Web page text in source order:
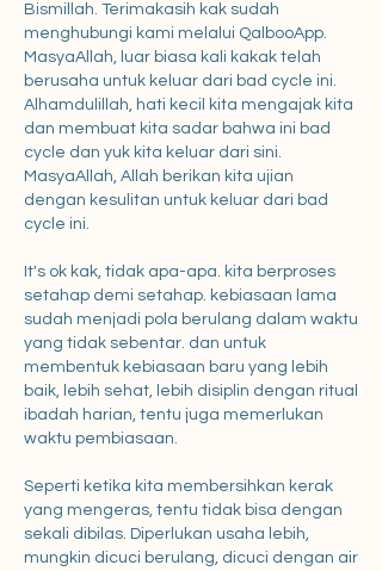
Bismillah. Terimakasih kak sudah
menghubungi kami melalui QalbooApp.
MasyaAllah, luar biasa kali kakak telah
berusaha untuk keluar dari bad cycle ini.
Alhamdulillah, hati kecil kita mengajak kita
dan membuat kita sadar bahwa ini bad
cycle dan yuk kita keluar dari sini.
MasyaAllah, Allah berikan kita ujian
dengan kesulitan untuk keluar dari bad
cycle ini.
It's ok kak, tidak apa-apa. kita berproses
setahap demi setahap. kebiasaan lama
sudah menjadi pola berulang dalam waktu
yang tidak sebentar. dan untuk
membentuk kebiasaan baru yang lebih
baik, lebih sehat, lebih disiplin dengan ritual
ibadah harian, tentu juga memerlukan
waktu pembiasaan.
Seperti ketika kita membersihkan kerak
yang mengeras, tentu tidak bisa dengan
sekali dibilas. Diperlukan usaha lebih,
mungkin dicuci berulang, dicuci dengan air